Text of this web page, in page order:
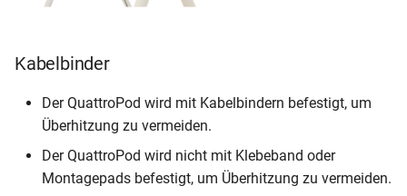
Kabelbinder
Der QuattroPod wird mit Kabelbindern befestigt, um
Überhitzung zu vermeiden.
Der QuattroPod wird nicht mit Klebeband oder
Montagepads befestigt, um Überhitzung zu vermeiden.